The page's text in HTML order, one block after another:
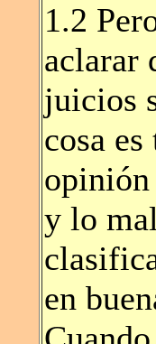
1.2
aclarar
juicios
cosa
opinión
y lo
en